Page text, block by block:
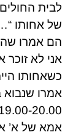
לבית
של אחותו
הם אמרו שהם
אני לא
כשאחותו
אמרו שנבוא
אמא של א’